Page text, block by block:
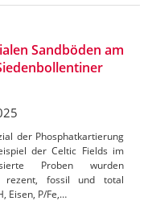
Sandböden am
der Phosphatkartierung
der Celtic Fields im
Proben wurden
rezent, fossil und total
Eisen, P/Fe,…